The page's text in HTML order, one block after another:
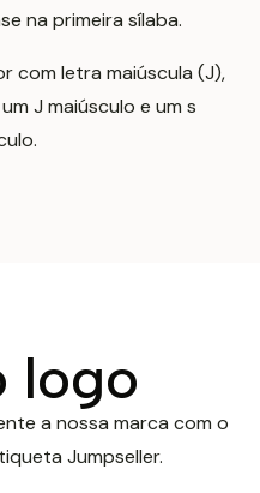
na primeira sílaba.
com letra maiúscula (J),
J maiúsculo e um s
logo
a nossa marca com o
Jumpseller.